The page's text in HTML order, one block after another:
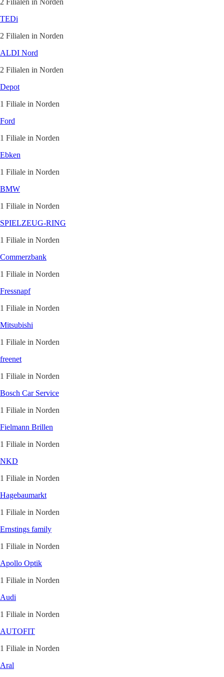
TEDi
2 Filialen in Norden
ALDI Nord
2 Filialen in Norden
Depot
1 Filiale in Norden
Ford
1 Filiale in Norden
Ebken
1 Filiale in Norden
BMW
1 Filiale in Norden
SPIELZEUG-RING
1 Filiale in Norden
Commerzbank
1 Filiale in Norden
Fressnapf
1 Filiale in Norden
Mitsubishi
1 Filiale in Norden
freenet
1 Filiale in Norden
Bosch Car Service
1 Filiale in Norden
Fielmann Brillen
1 Filiale in Norden
NKD
1 Filiale in Norden
Hagebaumarkt
1 Filiale in Norden
Ernstings family
1 Filiale in Norden
Apollo Optik
1 Filiale in Norden
Audi
1 Filiale in Norden
AUTOFIT
1 Filiale in Norden
Aral